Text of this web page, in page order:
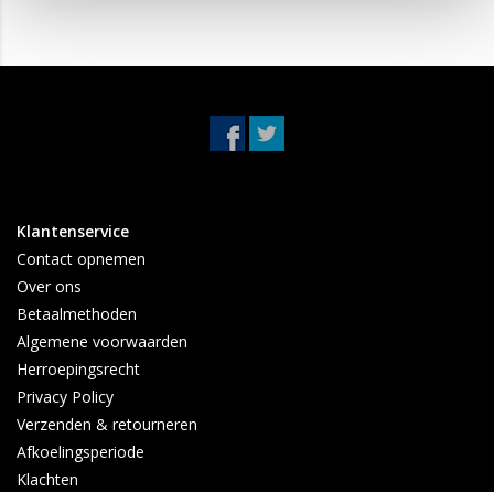
Klantenservice
Contact opnemen
Over ons
Betaalmethoden
Algemene voorwaarden
Herroepingsrecht
Privacy Policy
Verzenden & retourneren
Afkoelingsperiode
Klachten